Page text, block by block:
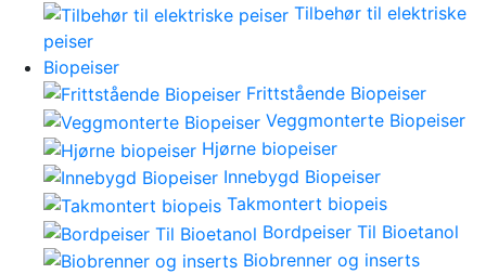
Tilbehør til elektriske
peiser
Biopeiser
Frittstående Biopeiser
Veggmonterte Biopeiser
Hjørne biopeiser
Innebygd Biopeiser
Takmontert biopeis
Bordpeiser Til Bioetanol
Biobrenner og inserts